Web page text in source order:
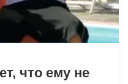
что ему не